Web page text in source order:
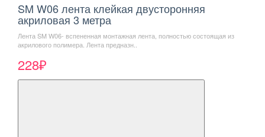
SM W06 лента клейкая двусторонняя
акриловая 3 метра
Лента SM W06- вспененная монтажная лента, полностью состоящая из
акрилового полимера. Лента предназн..
228₽